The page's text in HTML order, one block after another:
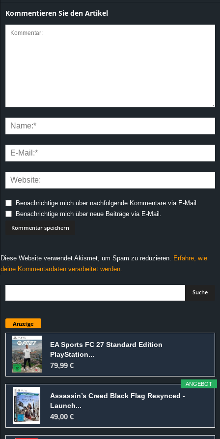
Kommentieren Sie den Artikel
Benachrichtige mich über nachfolgende Kommentare via E-Mail.
Benachrichtige mich über neue Beiträge via E-Mail.
Diese Website verwendet Akismet, um Spam zu reduzieren.
Erfahre, wie
deine Kommentardaten verarbeitet werden.
Anzeige
EA Sports FC 27 Standard Edition
PlayStation...
79,99 €
ANGEBOT
Assassin’s Creed Black Flag Resynced -
Launch...
49,00 €